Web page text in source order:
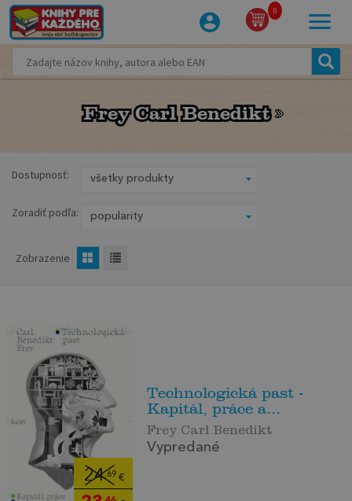
0
Frey Carl Benedikt
Frey Carl Benedikt
Dostupnosť:
Zoradiť podľa:
Zobrazenie
24,69 €
Technologická past -
Kapitál, práce a...
Frey Carl Benedikt
Vypredané